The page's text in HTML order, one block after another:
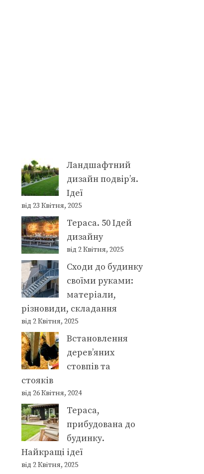
Ландшафтний
дизайн подвір’я.
Ідеї
від 23 Квітня, 2025
Тераса. 50 Ідей
дизайну
від 2 Квітня, 2025
Сходи до будинку
своїми руками:
матеріали,
різновиди, складання
від 2 Квітня, 2025
Встановлення
дерев’яних
стовпів та
стояків
від 26 Квітня, 2024
Тераса,
прибудована до
будинку.
Найкращі ідеї
від 2 Квітня, 2025